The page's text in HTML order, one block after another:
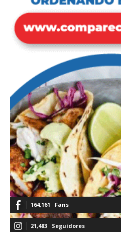
164,161 Fans
21,483 Seguidores